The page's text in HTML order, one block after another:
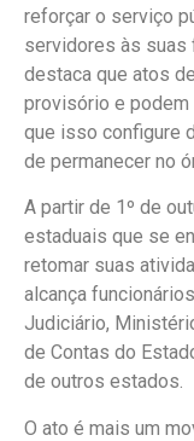
reforçar o serviço
servidores às suas
destaca que atos
provisório e podem
que isso configure
de permanecer no
A partir de 1º de
estaduais que se
retomar suas
alcança
Judiciário,
de Contas do
de outros estados.
O ato é mais um